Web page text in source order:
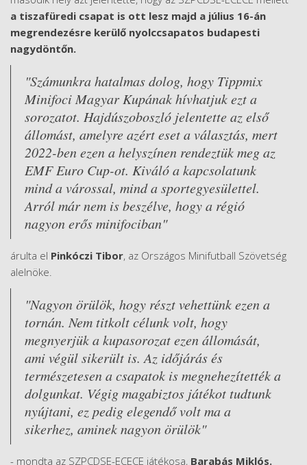
a tiszafüredi csapat is ott lesz majd a július 16-án
megrendezésre kerülő nyolccsapatos budapesti
nagydöntőn.
"Számunkra hatalmas dolog, hogy Tippmix
Minifoci Magyar Kupának hívhatjuk ezt a
sorozatot. Hajdúszoboszló jelentette az első
állomást, amelyre azért eset a választás, mert
2022-ben ezen a helyszínen rendeztük meg az
EMF Euro Cup-ot. Kiváló a kapcsolatunk
mind a várossal, mind a sportegyesülettel.
Arról már nem is beszélve, hogy a régió
nagyon erős minifociban"
árulta el Pinkóczi Tibor, az Országos Minifutball Szövetség
alelnöke.
"Nagyon örülök, hogy részt vehettünk ezen a
tornán. Nem titkolt célunk volt, hogy
megnyerjük a kupasorozat ezen állomását,
ami végül sikerült is. Az időjárás és
természetesen a csapatok is megnehezítették a
dolgunkat. Végig magabiztos játékot tudtunk
nyújtani, ez pedig elegendő volt ma a
sikerhez, aminek nagyon örülök"
- mondta az SZPCDSE-ECECE játékosa, Barabás Miklós.